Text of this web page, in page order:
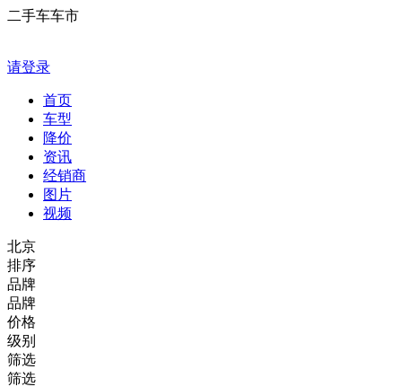
二手车车市
请登录
首页
车型
降价
资讯
经销商
图片
视频
北京
排序
品牌
品牌
价格
级别
筛选
筛选